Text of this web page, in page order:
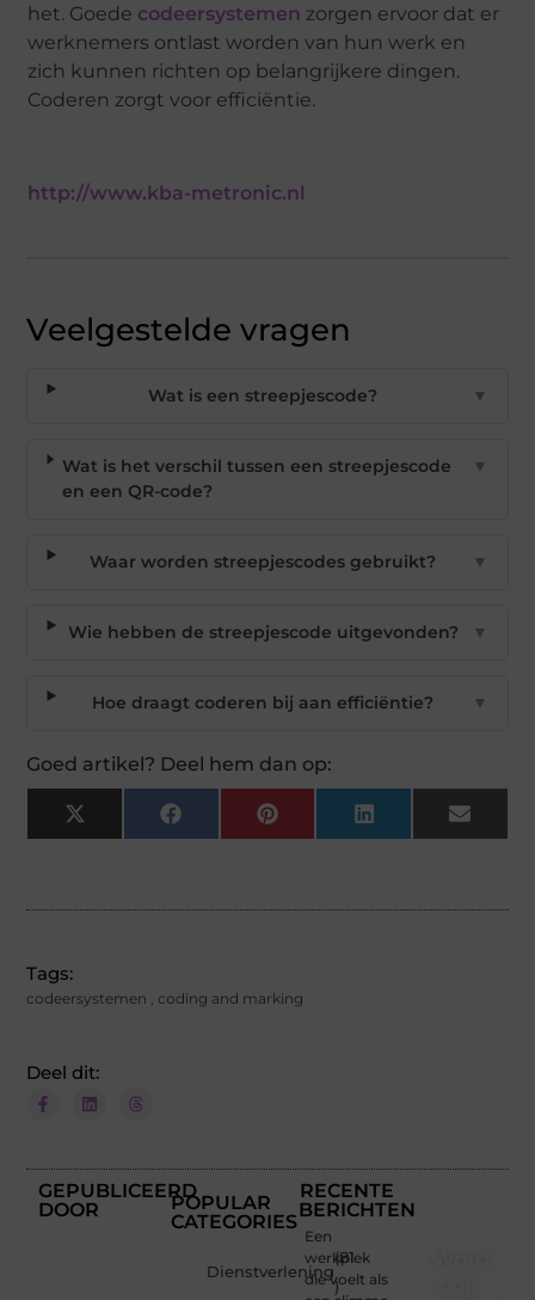
het. Goede codeersystemen zorgen ervoor dat er
werknemers ontlast worden van hun werk en
zich kunnen richten op belangrijkere dingen.
Coderen zorgt voor efficiëntie.
http://www.kba-metronic.nl
Veelgestelde vragen
Wat is een streepjescode? ▼
Wat is het verschil tussen een streepjescode
en een QR-code?
▼
Waar worden streepjescodes gebruikt? ▼
Wie hebben de streepjescode uitgevonden? ▼
Hoe draagt coderen bij aan efficiëntie? ▼
Goed artikel? Deel hem dan op:
X
(Twitter)
Facebook Pinterest LinkedIn Email
Tags:
codeersystemen coding and marking
Deel dit:
GEPUBLICEERD
DOOR
POPULAR
CATEGORIES
Dienstverlening
(81
)
RECENTE
BERICHTEN
Een
werkplek
die voelt als